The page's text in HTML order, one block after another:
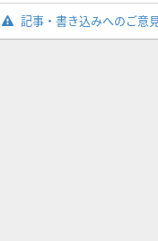
記事・書き込みへのご意